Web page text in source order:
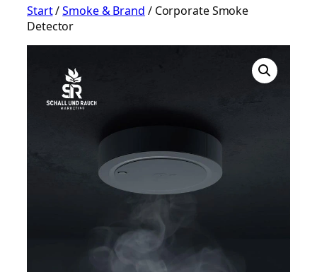
Start/Smoke & Brand / Corporate Smoke
Detector